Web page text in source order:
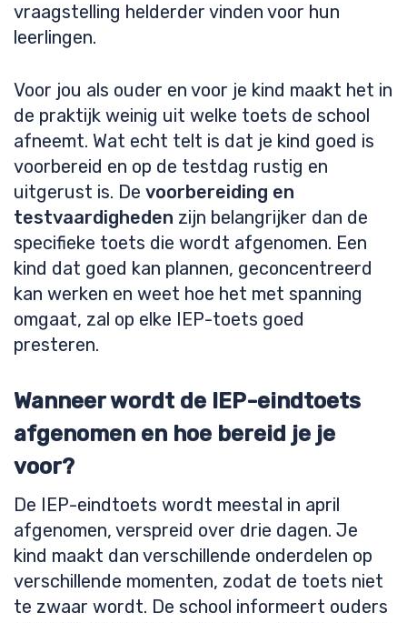
vraagstelling helderder vinden voor hun
leerlingen.
Voor jou als ouder en voor je kind maakt het in
de praktijk weinig uit welke toets de school
afneemt. Wat echt telt is dat je kind goed is
voorbereid en op de testdag rustig en
uitgerust is. De voorbereiding en
testvaardigheden zijn belangrijker dan de
specifieke toets die wordt afgenomen. Een
kind dat goed kan plannen, geconcentreerd
kan werken en weet hoe het met spanning
omgaat, zal op elke IEP-toets goed
presteren.
Wanneer wordt de IEP-eindtoets
afgenomen en hoe bereid je je
voor?
De IEP-eindtoets wordt meestal in april
afgenomen, verspreid over drie dagen. Je
kind maakt dan verschillende onderdelen op
verschillende momenten, zodat de toets niet
te zwaar wordt. De school informeert ouders